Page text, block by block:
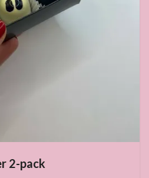
2-pack